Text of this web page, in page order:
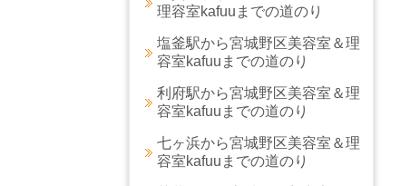
理容室kafuuまでの道のり
塩釜駅から宮城野区美容室＆理
容室kafuuまでの道のり
利府駅から宮城野区美容室＆理
容室kafuuまでの道のり
七ヶ浜から宮城野区美容室＆理
容室kafuuまでの道のり